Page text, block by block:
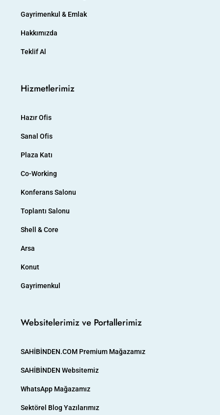
Gayrimenkul & Emlak
Hakkımızda
Teklif Al
Hizmetlerimiz
Hazır Ofis
Sanal Ofis
Plaza Katı
Co-Working
Konferans Salonu
Toplantı Salonu
Shell & Core
Arsa
Konut
Gayrimenkul
Websitelerimiz ve Portallerimiz
SAHİBİNDEN.COM Premium Mağazamız
SAHİBİNDEN Websitemiz
WhatsApp Mağazamız
Sektörel Blog Yazılarımız